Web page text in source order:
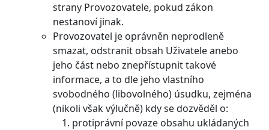
strany Provozovatele, pokud zákon
nestanoví jinak.
Provozovatel je oprávněn neprodleně
smazat, odstranit obsah Uživatele anebo
jeho část nebo znepřístupnit takové
informace, a to dle jeho vlastního
svobodného (libovolného) úsudku, zejména
(nikoli však výlučně) kdy se dozvěděl o:
protiprávní povaze obsahu ukládaných